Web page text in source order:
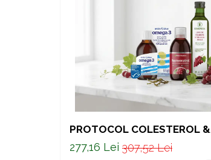
PROTOCOL COLESTEROL &
INIMĂ – PROTECȚIE
ANTIOXIDANTĂ, OMEGA-3 ȘI
307,52 Lei
277,16 Lei